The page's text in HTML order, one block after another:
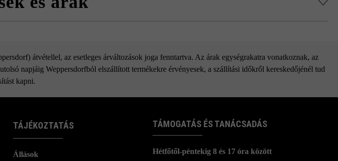
átvétellel, az esetleges árváltozások joga fenntartva. Az árak egységrakatra vonatkoznak, az
napjáig Weppersdorfból elszállított termékekre érvényesek, a szállítási időkről kereskedőjénél tud
kapni.
TÁJÉKOZTATÁS
Állások
TÁMOGATÁS ÉS TANÁCSADÁS
Hétfőtől-péntekig 8 és 17 óra között